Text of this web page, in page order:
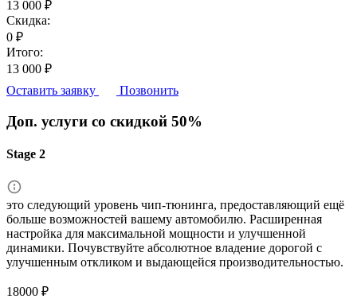
13 000 ₽
Скидка:
0 ₽
Итого:
13 000 ₽
Оставить заявку
Позвонить
Доп. услуги со скидкой 50%
Stage 2
это следующий уровень чип-тюнинга, предоставляющий ещё
больше возможностей вашему автомобилю. Расширенная
настройка для максимальной мощности и улучшенной
динамики. Почувствуйте абсолютное владение дорогой с
улучшенным откликом и выдающейся производительностью.
18000 ₽